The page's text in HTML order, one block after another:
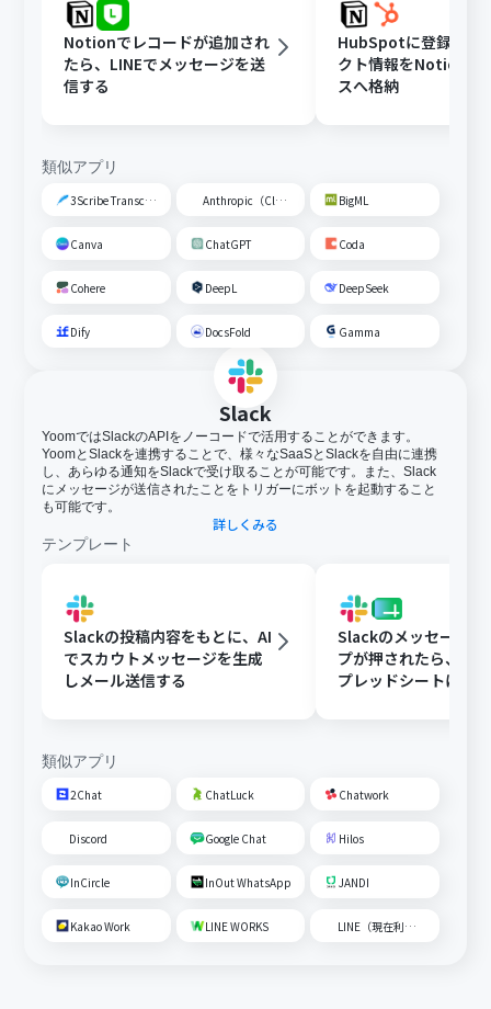
Notionでレコードが追加され
たら、LINEでメッセージを送
信する
HubSpotに登録され
クト情報をNotionデ
スへ格納
類似アプリ
3Scribe Transcription Anthropic（Claude） BigML
Canva ChatGPT Coda
Cohere DeepL DeepSeek
Dify DocsFold Gamma
Slack
YoomではSlackのAPIをノーコードで活用することができます。
YoomとSlackを連携することで、様々なSaaSとSlackを自由に連携
し、あらゆる通知をSlackで受け取ることが可能です。また、Slack
にメッセージが送信されたことをトリガーにボットを起動すること
も可能です。
詳しくみる
テンプレート
Slackの投稿内容をもとに、AI
でスカウトメッセージを生成
しメール送信する
Slackのメッセージに
プが押されたら、
プレッドシートにメ
類似アプリ
2Chat ChatLuck Chatwork
Discord Google Chat Hilos
InCircle InOut WhatsApp JANDI
Kakao Work LINE WORKS LINE（現在利用不可）